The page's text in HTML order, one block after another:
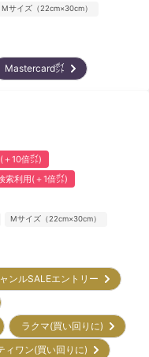
Mサイズ（22cm×30cm）
Mastercard㌽
＋10倍㌽)
索利用(＋1倍㌽)
Mサイズ（22cm×30cm）
ンルSALEエントリー
ラクマ(買い回りに)
ィワン(買い回りに)